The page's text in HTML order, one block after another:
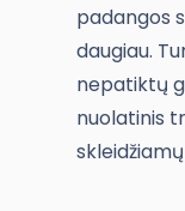
padangos
daugiau.
nepatiktų
nuolatinis